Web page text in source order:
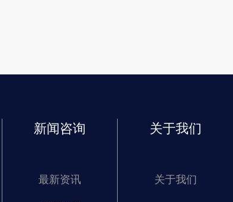
关于我们
关于我们
新闻咨询
最新资讯